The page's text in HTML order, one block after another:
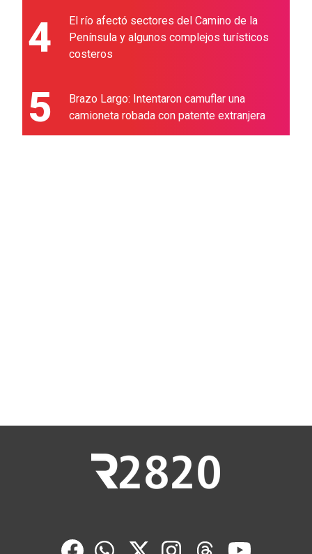
4
El río afectó sectores del Camino de la
Península y algunos complejos turísticos
costeros
5
Brazo Largo: Intentaron camuflar una
camioneta robada con patente extranjera